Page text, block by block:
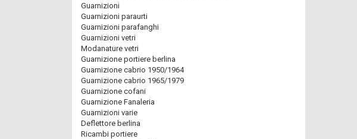
Guarnizioni
Guarnizioni paraurti
Guarnizioni parafanghi
Guarnizioni vetri
Modanature vetri
Guarnizione portiere berlina
Guarnizione cabrio 1950/1964
Guarnizione cabrio 1965/1979
Guarnizione cofani
Guarnizione Fanaleria
Guarnizioni varie
Deflettore berlina
Ricambi portiere